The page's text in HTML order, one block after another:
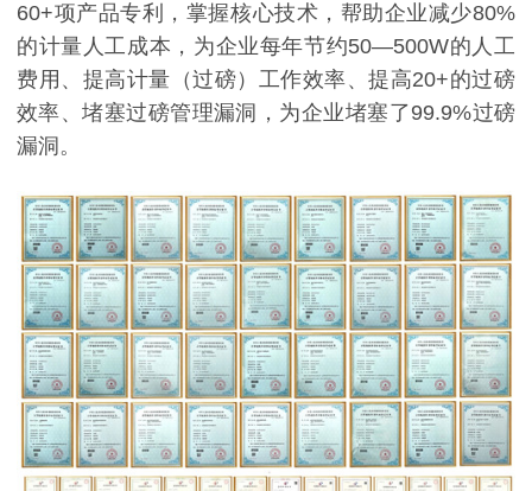
60+项产品专利，掌握核心技术，帮助企业减少80%
的计量人工成本，为企业每年节约50—500W的人工
费用、提高计量（过磅）工作效率、提高20+的过磅
效率、堵塞过磅管理漏洞，为企业堵塞了99.9%过磅
漏洞。